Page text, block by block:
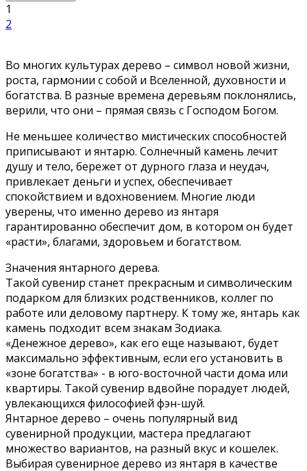
1
2
Во многих культурах дерево – символ новой жизни,
роста, гармонии с собой и Вселенной, духовности и
богатства. В разные времена деревьям поклонялись,
верили, что они – прямая связь с Господом Богом.
Не меньшее количество мистических способностей
приписывают и янтарю. Солнечный камень лечит
душу и тело, бережет от дурного глаза и неудач,
привлекает деньги и успех, обеспечивает
спокойствием и вдохновением. Многие люди
уверены, что именно дерево из янтаря
гарантированно обеспечит дом, в котором он будет
«расти», благами, здоровьем и богатством.
Значения янтарного дерева.
Такой сувенир станет прекрасным и символическим
подарком для близких родственников, коллег по
работе или деловому партнеру. К тому же, янтарь как
камень подходит всем знакам Зодиака.
«Денежное дерево», как его еще называют, будет
максимально эффективным, если его установить в
«зоне богатства» - в юго-восточной части дома или
квартиры. Такой сувенир вдвойне порадует людей,
увлекающихся философией фэн-шуй.
Янтарное дерево – очень популярный вид
сувенирной продукции, мастера предлагают
множество вариантов, на разный вкус и кошелек.
Выбирая сувенирное дерево из янтаря в качестве